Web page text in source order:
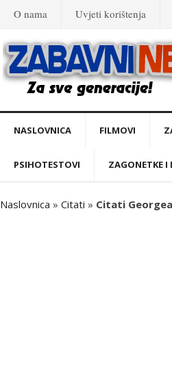
O nama Uvjeti korištenja
NASLOVNICA FILMOVI
PSIHOTESTOVI ZAGONETKE I
Naslovnica » Citati » Citati